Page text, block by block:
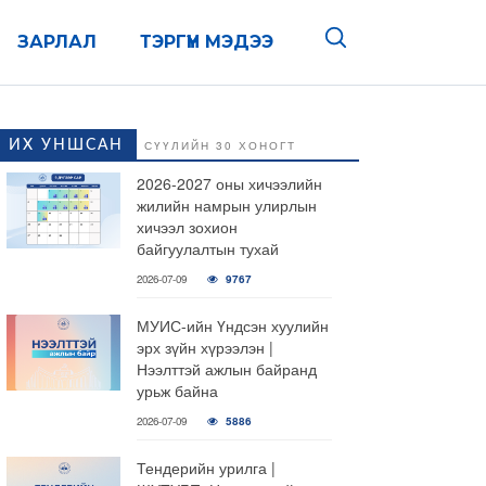
ТЭРГҮҮН МЭДЭЭ
ЗАРЛАЛ
ИХ УНШСАН СҮҮЛИЙН 30 ХОНОГТ
2026-2027 оны хичээлийн
жилийн намрын улирлын
хичээл зохион
байгуулалтын тухай
2026-07-09 9767
МУИС-ийн Үндсэн хуулийн
эрх зүйн хүрээлэн |
Нээлттэй ажлын байранд
урьж байна
2026-07-09 5886
Тендерийн урилга |